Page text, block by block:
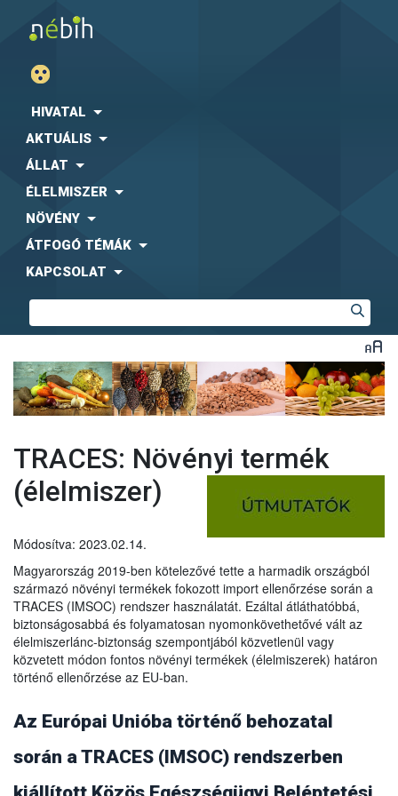
HIVATAL
AKTUÁLIS
ÁLLAT
ÉLELMISZER
NÖVÉNY
ÁTFOGÓ TÉMÁK
KAPCSOLAT
TRACES: Növényi termék
(élelmiszer)
Módosítva: 2023.02.14.
Magyarország 2019-ben kötelezővé tette a harmadik országból
származó növényi termékek fokozott import ellenőrzése során a
TRACES (IMSOC) rendszer használatát. Ezáltal átláthatóbbá,
biztonságosabbá és folyamatosan nyomonkövethetővé vált az
élelmiszerlánc-biztonság szempontjából közvetlenül vagy
közvetett módon fontos növényi termékek (élelmiszerek) határon
történő ellenőrzése az EU-ban.
Az Európai Unióba történő behozatal
során a TRACES (IMSOC) rendszerben